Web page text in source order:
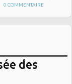
0 COMMENTAIRE
des